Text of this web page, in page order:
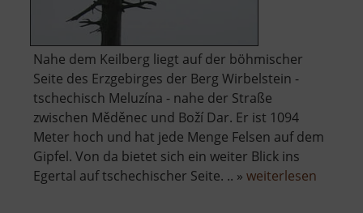
Nahe dem Keilberg liegt auf der böhmischer
Seite des Erzgebirges der Berg Wirbelstein -
tschechisch Meluzína - nahe der Straße
zwischen Měděnec und Boží Dar. Er ist 1094
Meter hoch und hat jede Menge Felsen auf dem
Gipfel. Von da bietet sich ein weiter Blick ins
Egertal auf tschechischer Seite. .. » weiterlesen